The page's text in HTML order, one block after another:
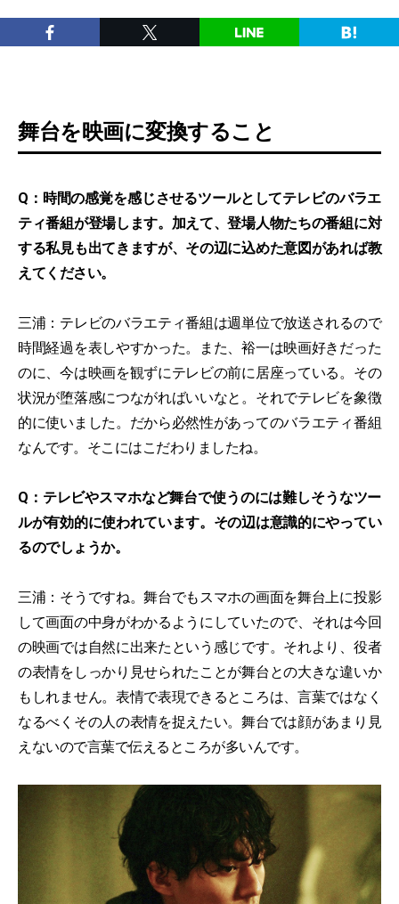
舞台を映画に変換すること
Q：時間の感覚を感じさせるツールとしてテレビのバラエ
ティ番組が登場します。加えて、登場人物たちの番組に対
する私見も出てきますが、その辺に込めた意図があれば教
えてください。
三浦：テレビのバラエティ番組は週単位で放送されるので
時間経過を表しやすかった。また、裕一は映画好きだった
のに、今は映画を観ずにテレビの前に居座っている。その
状況が堕落感につながればいいなと。それでテレビを象徴
的に使いました。だから必然性があってのバラエティ番組
なんです。そこにはこだわりましたね。
Q：テレビやスマホなど舞台で使うのには難しそうなツー
ルが有効的に使われています。その辺は意識的にやってい
るのでしょうか。
三浦：そうですね。舞台でもスマホの画面を舞台上に投影
して画面の中身がわかるようにしていたので、それは今回
の映画では自然に出来たという感じです。それより、役者
の表情をしっかり見せられたことが舞台との大きな違いか
もしれません。表情で表現できるところは、言葉ではなく
なるべくその人の表情を捉えたい。舞台では顔があまり見
えないので言葉で伝えるところが多いんです。